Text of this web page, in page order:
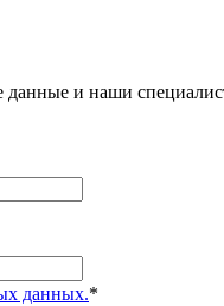
и наши
данных.*